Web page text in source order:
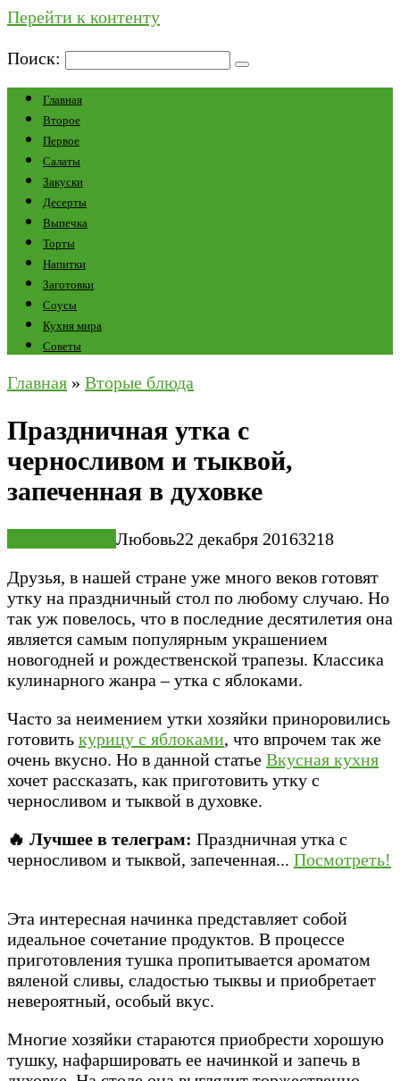
Перейти к контенту
Поиск:
Главная
Второе
Первое
Салаты
Закуски
Десерты
Выпечка
Торты
Напитки
Заготовки
Соусы
Кухня мира
Советы
Главная » Вторые блюда
Праздничная утка с
черносливом и тыквой,
запеченная в духовке
Любовь22 декабря 20163218
Друзья, в нашей стране уже много веков готовят
утку на праздничный стол по любому случаю. Но
так уж повелось, что в последние десятилетия она
является самым популярным украшением
новогодней и рождественской трапезы. Классика
кулинарного жанра – утка с яблоками.
Часто за неимением утки хозяйки приноровились
готовить курицу с яблоками, что впрочем так же
очень вкусно. Но в данной статье Вкусная кухня
хочет рассказать, как приготовить утку с
черносливом и тыквой в духовке.
🔥 Лучшее в телеграм: Праздничная утка с
черносливом и тыквой, запеченная... Посмотреть!
Эта интересная начинка представляет собой
идеальное сочетание продуктов. В процессе
приготовления тушка пропитывается ароматом
вяленой сливы, сладостью тыквы и приобретает
невероятный, особый вкус.
Многие хозяйки стараются приобрести хорошую
тушку, нафаршировать ее начинкой и запечь в